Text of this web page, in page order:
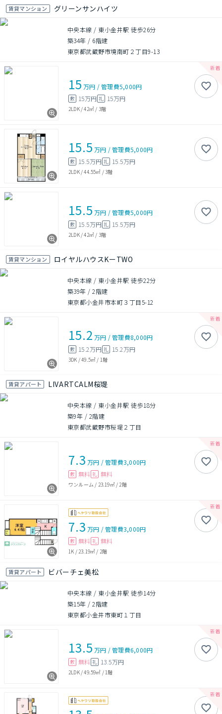
賃貸マンション グリーンサンハイツ
中央本線 / 東小金井駅 徒歩26分
築34年 / 6階建
東京都武蔵野市境南町２丁目9-13
15 万円 /管理費5,000円
敷 15万円 礼 15万円
2LDK/42㎡ / 3階
15.5 万円 /管理費5,000円
敷 15.5万円 礼 15.5万円
2LDK/44.55㎡ /3階
15.5 万円 /管理費5,000円
敷 15.5万円 礼 15.5万円
2LDK/42㎡ / 3階
賃貸マンション ロイヤルハウスKーTWO
中央本線 / 東小金井駅 徒歩22分
築39年 /2階建
東京都小金井市本町３丁目5-12
15.2 万円 /管理費8,000円
敷 15.2万円 礼 15.2万円
3DK /49.5㎡ / 1階
賃貸アパート LIVARTCALM桜堤
中央本線 / 東小金井駅 徒歩18分
築9年 / 2階建
東京都武蔵野市桜堤２丁目
7.3 万円 /管理費3,000円
敷 無料 礼 無料
ワンルーム / 23.19㎡/ 2階
7.3 万円 /管理費3,000円
敷 無料 礼 無料
1K /23.19㎡ / 2階
賃貸アパート ビバーチェ美松
中央本線 / 東小金井駅 徒歩14分
築15年 /2階建
東京都小金井市東町１丁目
13.5 万円 /管理費6,000円
敷 無料 礼 13.5万円
2LDK/49.59㎡ / 1階